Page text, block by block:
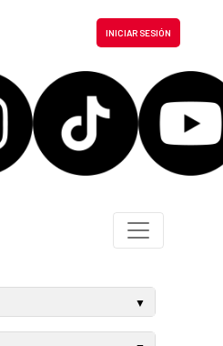
INICIAR SESIÓN